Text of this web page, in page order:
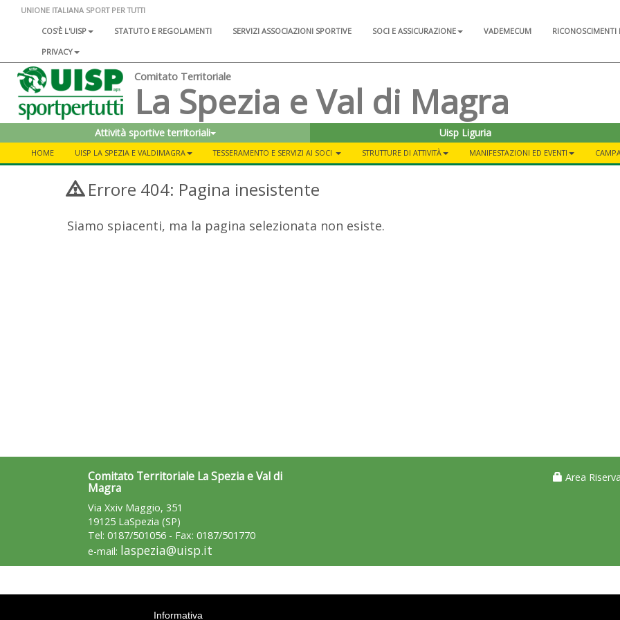
UNIONE ITALIANA SPORT PER TUTTI
COS'È L'UISP
STATUTO E REGOLAMENTI SERVIZI ASSOCIAZIONI SPORTIVE SOCI E ASSICURAZIONE VADEMECUM RICONOSCIMENTI
PRIVACY
Comitato Territoriale
La Spezia e Val di Magra
Attività sportive territoriali Uisp Liguria
HOME UISP LA SPEZIA E VALDIMAGRA TESSERAMENTO E SERVIZI AI SOCI STRUTTURE DI ATTIVITÀ MANIFESTAZIONI ED EVENTI
Errore 404: Pagina inesistente
Siamo spiacenti, ma la pagina selezionata non esiste.
Comitato Territoriale La Spezia e Val di
Magra
Via Xxiv Maggio, 351
19125 LaSpezia (SP)
Tel: 0187/501056 - Fax: 0187/501770
e-mail: laspezia@uisp.it
Area
Informativa